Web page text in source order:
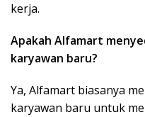
kerja.
Apakah Alfamart
karyawan baru?
Ya, Alfamart biasanya
karyawan baru untuk